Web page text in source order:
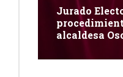
Jurado
alcaldesa